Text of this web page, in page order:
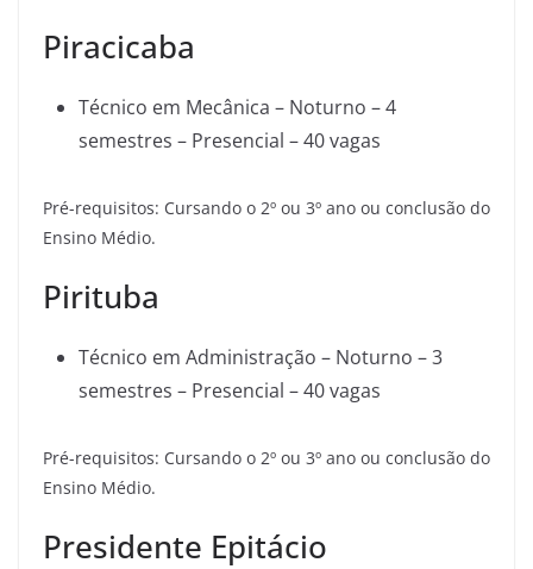
Piracicaba
Técnico em Mecânica – Noturno – 4
semestres – Presencial – 40 vagas
Pré-requisitos: Cursando o 2º ou 3º ano ou conclusão do
Ensino Médio.
Pirituba
Técnico em Administração – Noturno – 3
semestres – Presencial – 40 vagas
Pré-requisitos: Cursando o 2º ou 3º ano ou conclusão do
Ensino Médio.
Presidente Epitácio